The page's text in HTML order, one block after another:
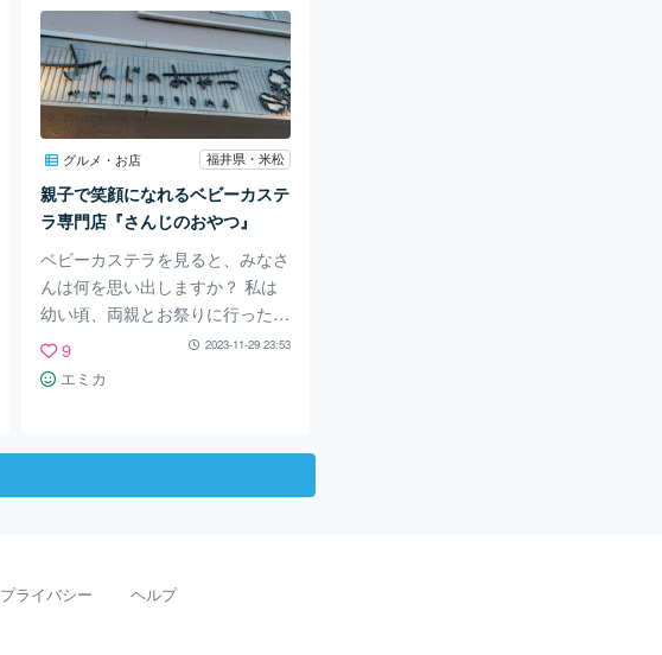
が深い、雌のズワイガニ「せいこ
がに」も人気。 今回は、福井県
敦賀市にある海の幸のメッカ「敦
賀 日本海さかな街」内にある
『かに喰亭・ますよね』にて、か
にグルメを食してきたことをレポ
ートします！ 「敦賀 日本海さか
な街」は敦賀バイパス付近にあ
り、その中には多くの海鮮
グルメ・お店 福井県・米松
親子で笑顔になれるベビーカステ
ラ専門店『さんじのおやつ』
ベビーカステラを見ると、みなさ
んは何を思い出しますか？ 私は
幼い頃、両親とお祭りに行ったこ
とを思い出します。 お祭りの屋
台で食べるベビーカステラの優し
い甘さで、懐かしく温かい気持ち
うか。 そんな「なつかしくて、
店が、福井にあります。 親子で
『さんじのおやつ』は福井県のベ
9 2023-11-29 23:53
エミカ
プライバシー ヘルプ